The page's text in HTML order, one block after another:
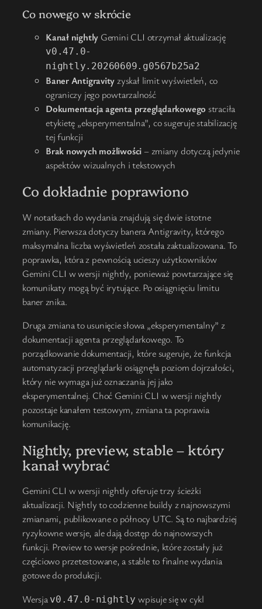
Co nowego w skrócie
Kanał nightly Gemini CLI otrzymał aktualizację
v0.47.0-
nightly.20260609.g0567b25a2
Baner Antigravityzyskał limit wyświetleń, co
ograniczy jego powtarzalność
Dokumentacja agenta przeglądarkowego straciła
etykietę „eksperymentalna”, co sugeruje stabilizację
tej funkcji
Brak nowych możliwości– zmiany dotyczą jedynie
aspektów wizualnych i tekstowych
Co dokładnie poprawiono
W notatkach do wydania znajdują się dwie istotne
zmiany. Pierwsza dotyczy banera Antigravity, którego
maksymalna liczba wyświetleń została zaktualizowana. To
poprawka, która z pewnością ucieszy użytkowników
Gemini CLI w wersji nightly, ponieważ powtarzające się
komunikaty mogą być irytujące. Po osiągnięciu limitu
baner znika.
Druga zmiana to usunięcie słowa „eksperymentalny” z
dokumentacji agenta przeglądarkowego. To
porządkowanie dokumentacji, które sugeruje, że funkcja
automatyzacji przeglądarki osiągnęła poziom dojrzałości,
który nie wymaga już oznaczania jej jako
eksperymentalnej. Choć Gemini CLI w wersji nightly
pozostaje kanałem testowym, zmiana ta poprawia
komunikację.
Nightly, preview, stable – który
kanał wybrać
Gemini CLI w wersji nightly oferuje trzy ścieżki
aktualizacji. Nightly to codzienne buildy z najnowszymi
zmianami, publikowane o północy UTC. Są to najbardziej
ryzykowne wersje, ale dają dostęp do najnowszych
funkcji. Preview to wersje pośrednie, które zostały już
częściowo przetestowane, a stable to finalne wydania
gotowe do produkcji.
Wersja v0.47.0-nightly wpisuje się w cykl